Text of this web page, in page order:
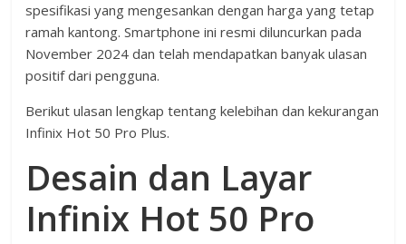
spesifikasi yang mengesankan dengan harga yang tetap
ramah kantong. Smartphone ini resmi diluncurkan pada
November 2024 dan telah mendapatkan banyak ulasan
positif dari pengguna.
Berikut ulasan lengkap tentang kelebihan dan kekurangan
Infinix Hot 50 Pro Plus.
Desain dan Layar
Infinix Hot 50 Pro